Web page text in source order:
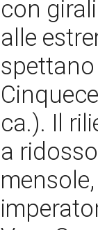
con
alle
ca.). Il
a